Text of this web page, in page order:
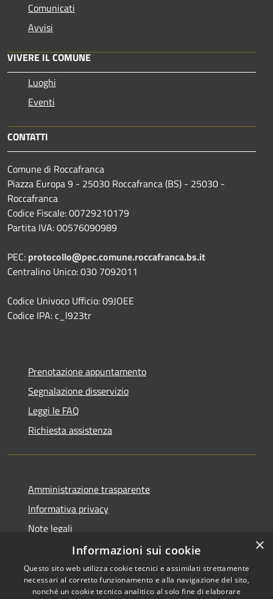
Comunicati
Avvisi
VIVERE IL COMUNE
Luoghi
Eventi
CONTATTI
Comune di Roccafranca
Piazza Europa 9 - 25030 Roccafranca (BS) - 25030 -
Roccafranca
Codice Fiscale: 00729210179
Partita IVA: 00576090989
PEC: protocollo@pec.comune.roccafranca.bs.it
Centralino Unico: 030 7092011
Codice Univoco Ufficio: 09JOEE
Codice IPA: c_l923tr
Prenotazione appuntamento
Segnalazione disservizio
Leggi le FAQ
Richiesta assistenza
Amministrazione trasparente
Informativa privacy
Note legali
Dichiarazione di accessibilità
×
Informazioni sui cookie
Questo sito web utilizza cookie tecnici e assimilati strettamente
necessari al corretto funzionamento e alla navigazione del sito,
nonché un cookie tecnico analitico al solo fine di elaborare